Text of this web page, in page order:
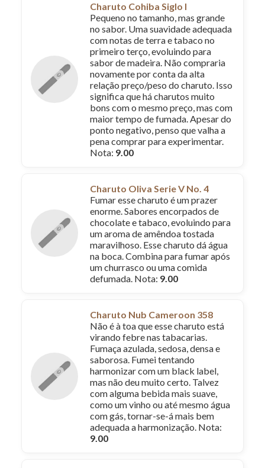
Charuto Cohiba Siglo I
Pequeno no tamanho, mas grande
no sabor. Uma suavidade adequada
com notas de terra e tabaco no
primeiro terço, evoluindo para
sabor de madeira. Não compraria
novamente por conta da alta
relação preço/peso do charuto. Isso
significa que há charutos muito
bons com o mesmo preço, mas com
maior tempo de fumada. Apesar do
ponto negativo, penso que valha a
pena comprar para experimentar.
Nota: 9.00
Charuto Oliva Serie V No. 4
Fumar esse charuto é um prazer
enorme. Sabores encorpados de
chocolate e tabaco, evoluindo para
um aroma de amêndoa tostada
maravilhoso. Esse charuto dá água
na boca. Combina para fumar após
um churrasco ou uma comida
defumada. Nota: 9.00
Charuto Nub Cameroon 358
Não é à toa que esse charuto está
virando febre nas tabacarias.
Fumaça azulada, sedosa, densa e
saborosa. Fumei tentando
harmonizar com um black label,
mas não deu muito certo. Talvez
com alguma bebida mais suave,
como um vinho ou até mesmo água
com gás, tornar-se-á mais bem
adequada a harmonização. Nota:
9.00